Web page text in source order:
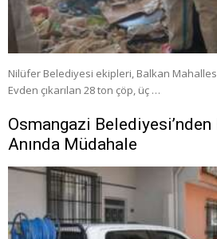
Nilüfer Belediyesi ekipleri, Balkan
Evden çıkarılan 28 ton çöp, üç …
Osmangazi Belediyesi’nden
Anında Müdahale